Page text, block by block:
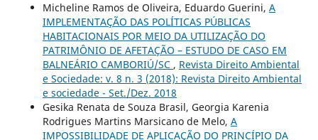
Micheline Ramos de Oliveira, Eduardo Guerini, A
IMPLEMENTAÇÃO DAS POLÍTICAS PÚBLICAS
HABITACIONAIS POR MEIO DA UTILIZAÇÃO DO
PATRIMÔNIO DE AFETAÇÃO – ESTUDO DE CASO EM
BALNEÁRIO CAMBORIÚ/SC , Revista Direito Ambiental
e Sociedade: v. 8 n. 3 (2018): Revista Direito Ambiental
e sociedade - Set./Dez. 2018
Gesika Renata de Souza Brasil, Georgia Karenia
Rodrigues Martins Marsicano de Melo, A
IMPOSSIBILIDADE DE APLICAÇÃO DO PRINCÍPIO DA